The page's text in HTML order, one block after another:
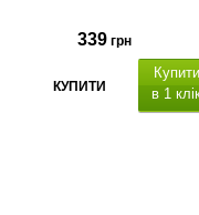
339 грн
КУПИТИ
Купити
в 1